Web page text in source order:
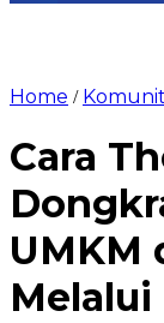
Home /
Cara
UMKM
Melalui